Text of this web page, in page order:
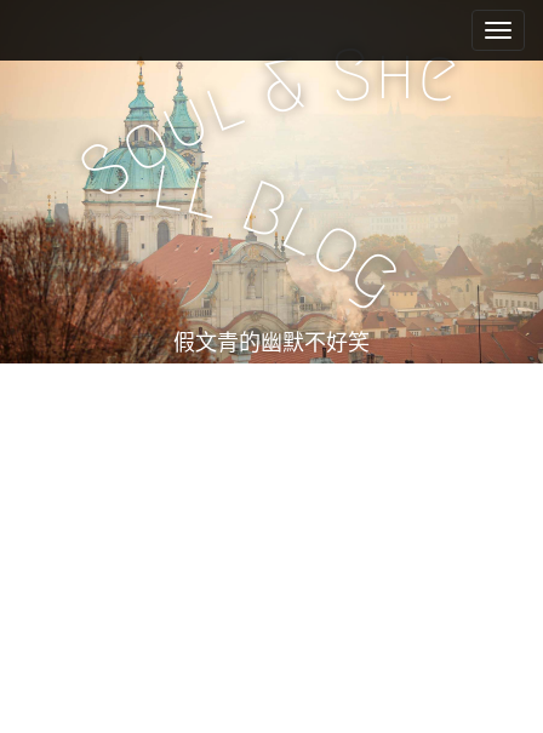
e
n
u
i
c
n
t
e
n
t
Soul&She
ll Bl
og
假文青的幽默不好笑